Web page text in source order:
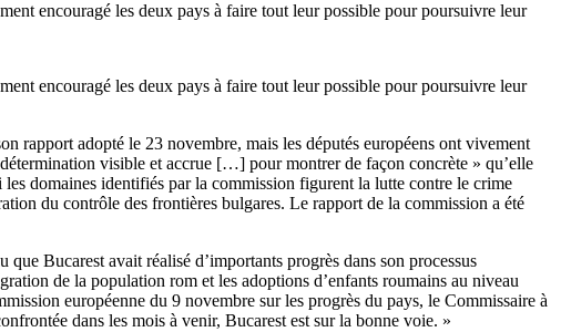
encouragé les deux pays à faire tout leur possible pour poursuivre leur
encouragé les deux pays à faire tout leur possible pour poursuivre leur
rapport adopté le 23 novembre, mais les députés européens ont vivement
visible et accrue […] pour montrer de façon concrète » qu’elle
domaines identifiés par la commission figurent la lutte contre le crime
du contrôle des frontières bulgares. Le rapport de la commission a été
Bucarest avait réalisé d’importants progrès dans son processus
de la population rom et les adoptions d’enfants roumains au niveau
européenne du 9 novembre sur les progrès du pays, le Commissaire à
dans les mois à venir, Bucarest est sur la bonne voie. »